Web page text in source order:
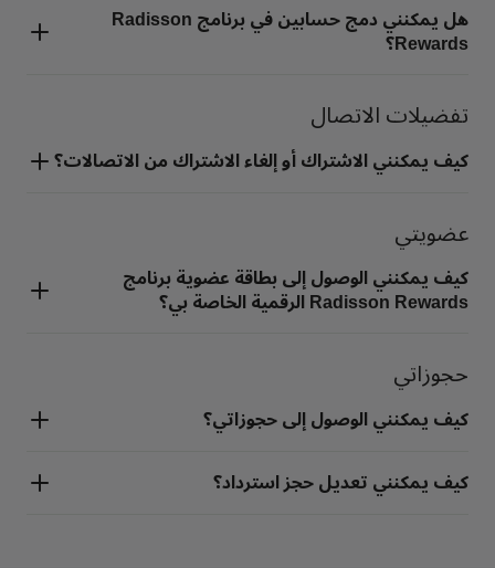
هل يمكنني دمج حسابين في برنامج Radisson
Rewards؟
تفضيلات الاتصال
كيف يمكنني الاشتراك أو إلغاء الاشتراك من الاتصالات؟
عضويتي
كيف يمكنني الوصول إلى بطاقة عضوية برنامج
Radisson Rewards الرقمية الخاصة بي؟
حجوزاتي
كيف يمكنني الوصول إلى حجوزاتي؟
كيف يمكنني تعديل حجز استرداد؟